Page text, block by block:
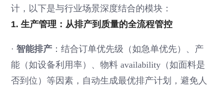
计，以下是与行业场景深度结合的模块：
1. 生产管理：从排产到质量的全流程管控
·智能排产 ：结合订单优先级（如急单优先）、产
能（如设备利用率）、物料 availability（如面料是
否到位）等因素，自动生成最优排产计划，避免人